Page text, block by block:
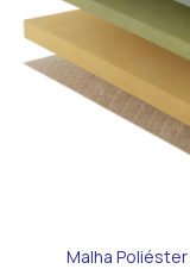
Malha Poliéster